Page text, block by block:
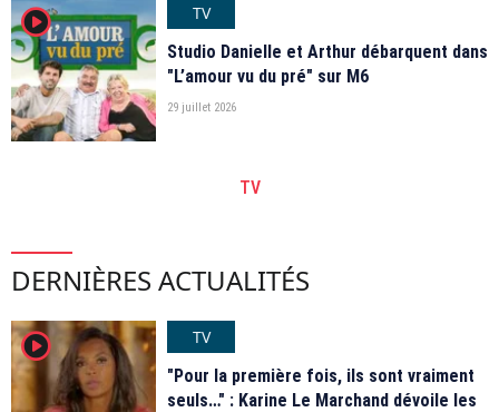
player2
TV
Studio Danielle et Arthur débarquent dans
"L’amour vu du pré" sur M6
29 juillet 2026
TV
DERNIÈRES ACTUALITÉS
player2
TV
"Pour la première fois, ils sont vraiment
seuls…" : Karine Le Marchand dévoile les